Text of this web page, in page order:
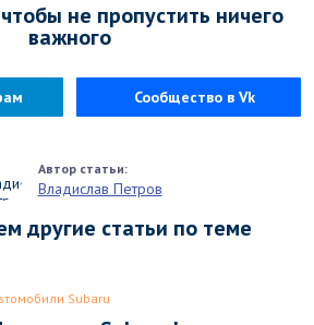
не пропустить ничего
важного
Сообщество в Vk
Владислав Петров
другие статьи по теме
Subaru